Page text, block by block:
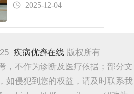
2025-12-04
疾病优癣在线 版权所有
，不作为诊断及医疗依据；部分文
如侵犯到您的权益，请及时联系我